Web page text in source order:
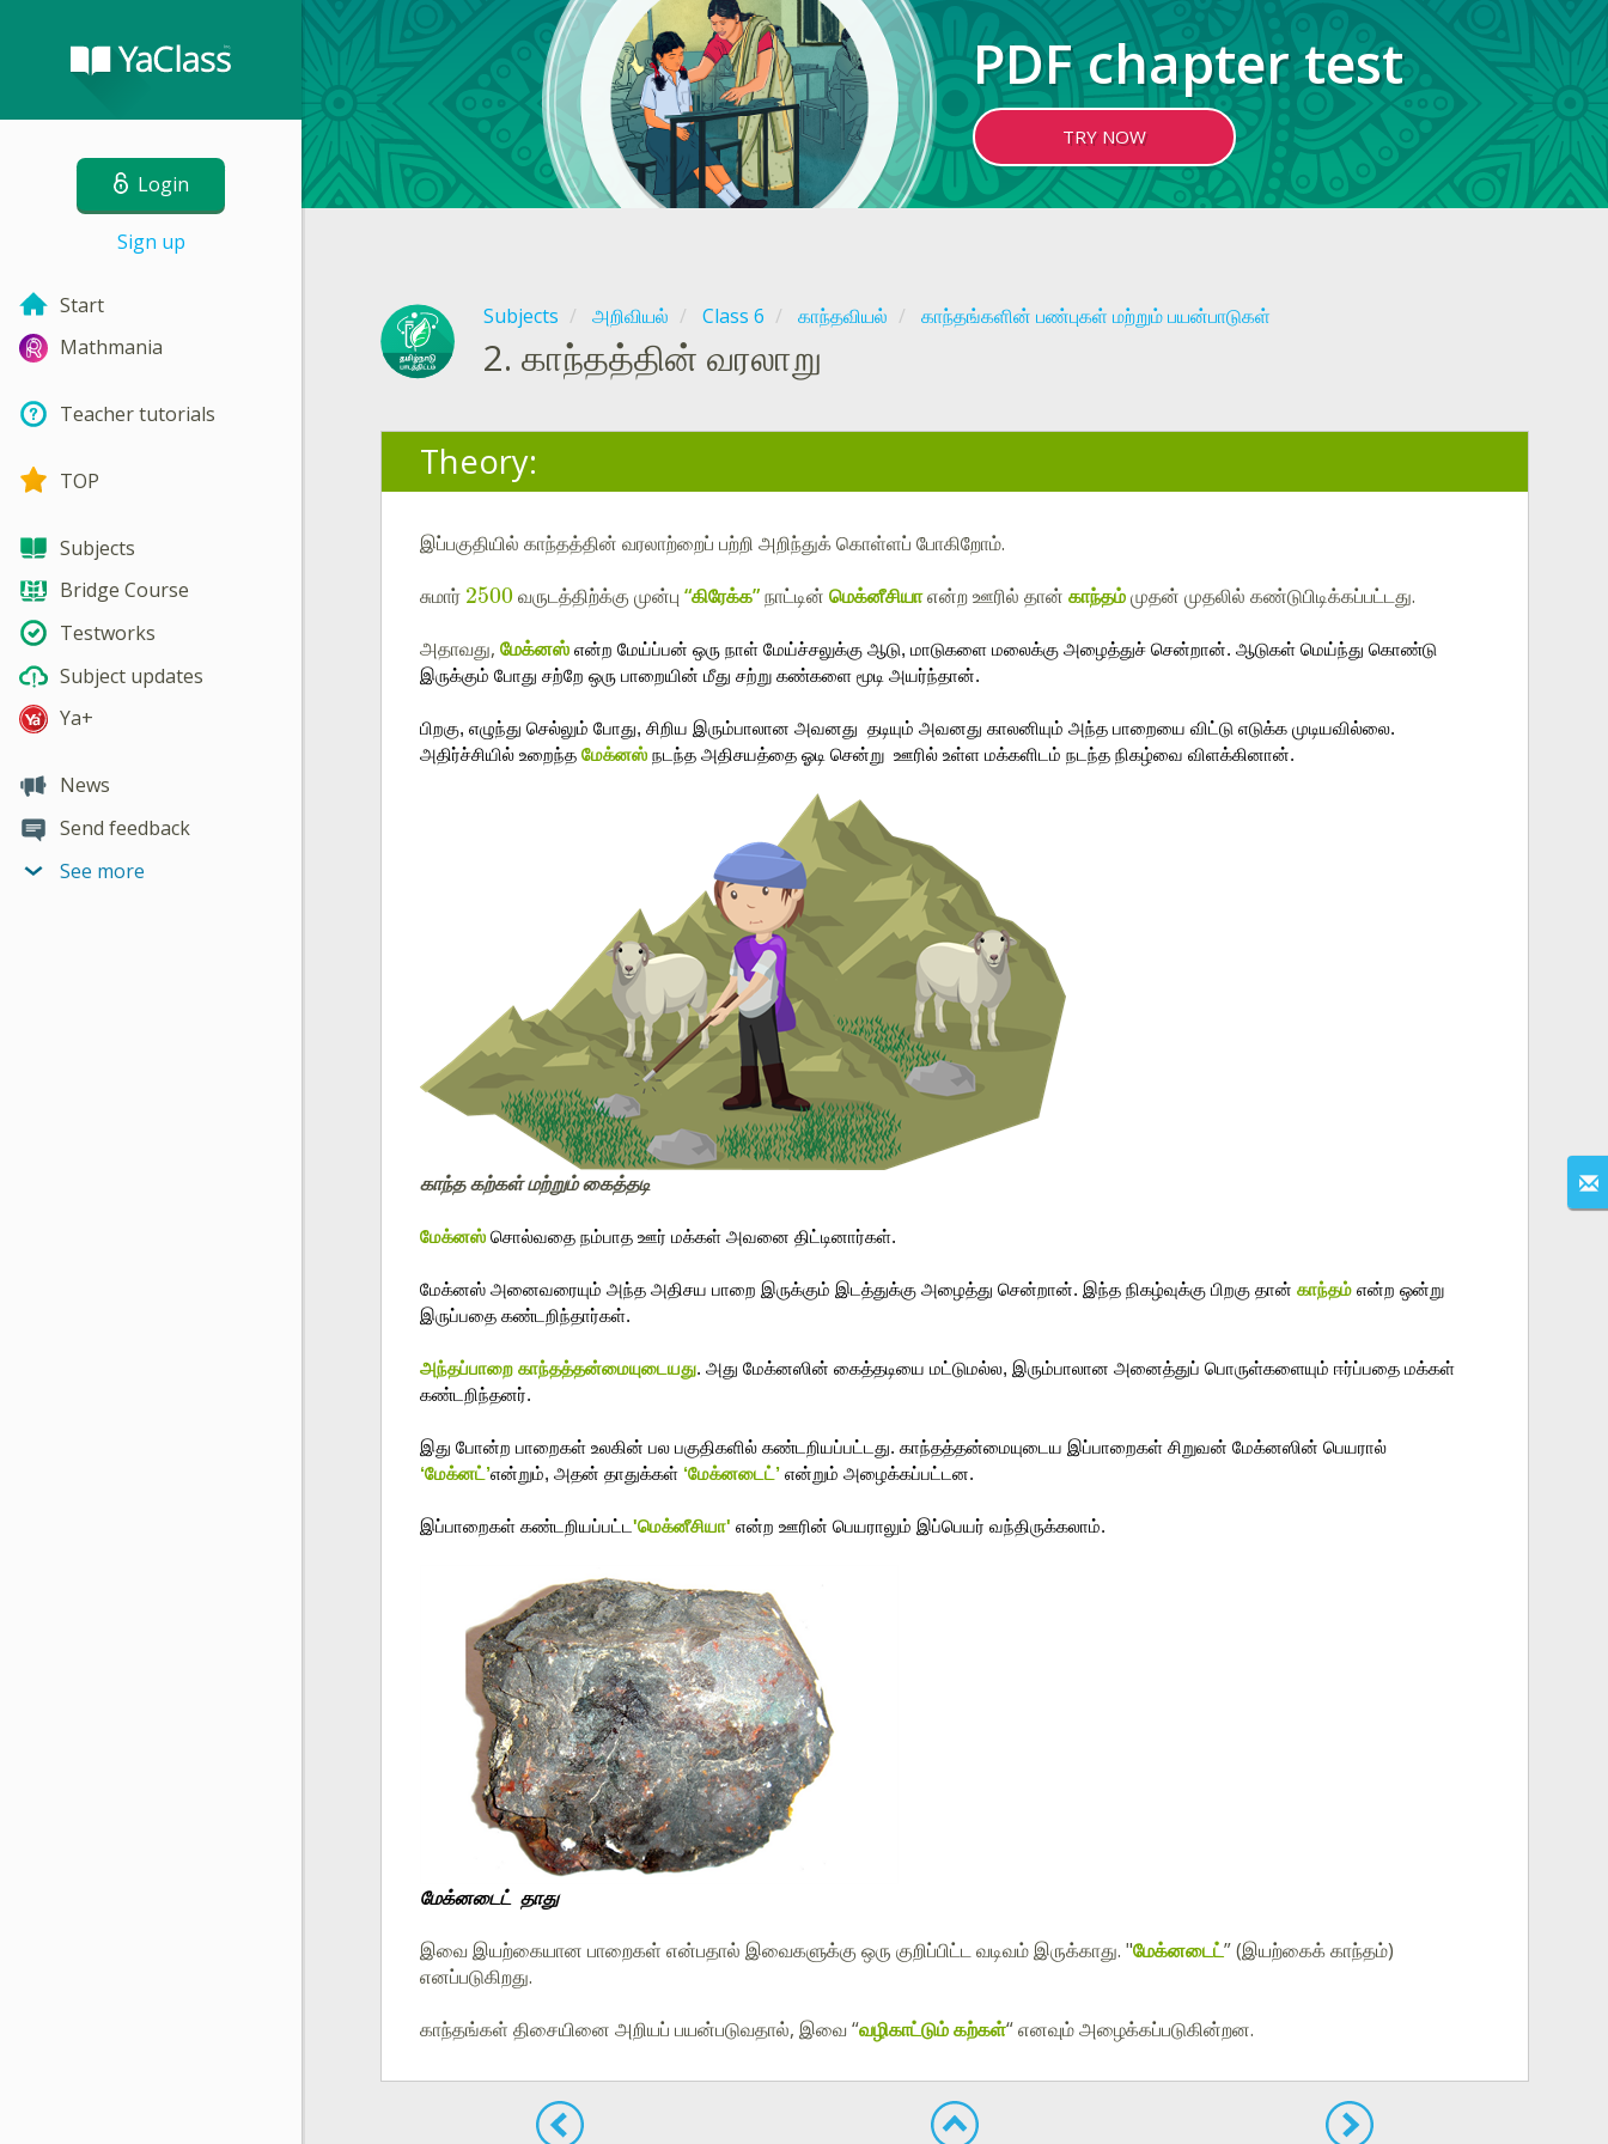
Login
Sign up
Start
Mathmania
Teacher tutorials
TOP
Subjects
Bridge Course
Testworks
Subject updates
Ya+
News
Send feedback
See more
PDF chapter test
TRY NOW
Subjects அறிவியல் Class 6 காந்தவியல் காந்தங்களின் பண்புகள் மற்றும் பயன்பாடுகள்
2. காந்தத்தின் வரலாறு
Theory:
இப்பகுதியில் காந்தத்தின் வரலாற்றைப் பற்றி அறிந்துக் கொள்ளப் போகிறோம்.
சுமார் 2500வருடத்திற்க்கு முன்பு“கிரேக்க”நாட்டின்மெக்னீசியாஎன்ற ஊரில் தான்காந்தம்முதன் முதலில் கண்டுபிடிக்கப்பட்டது.
அதாவது, மேக்னஸ் என்ற மேய்ப்பன் ஒரு நாள் மேய்ச்சலுக்கு ஆடு, மாடுகளை மலைக்கு அழைத்துச் சென்றான். ஆடுகள் மெய்ந்து கொண்டு
இருக்கும் போது சற்றே ஒரு பாறையின் மீது சற்று கண்களை மூடி அயர்ந்தான்.
பிறகு, எழுந்து செல்லும் போது, சிறிய இரும்பாலான அவனது  தடியும் அவனது காலனியும் அந்த பாறையை விட்டு எடுக்க முடியவில்லை.
அதிர்ச்சியில் உறைந்த மேக்னஸ் நடந்த அதிசயத்தை ஓடி சென்று  ஊரில் உள்ள மக்களிடம் நடந்த நிகழ்வை விளக்கினான்.
காந்த கற்கள் மற்றும் கைத்தடி
மேக்னஸ் சொல்வதை நம்பாத ஊர் மக்கள் அவனை திட்டினார்கள்.
மேக்னஸ் அனைவரையும் அந்த அதிசய பாறை இருக்கும் இடத்துக்கு அழைத்து சென்றான். இந்த நிகழ்வுக்கு பிறகு தான் காந்தம் என்ற ஒன்று
இருப்பதை கண்டறிந்தார்கள்.
அந்தப்பாறை காந்தத்தன்மையுடையது. அது மேக்னஸின் கைத்தடியை மட்டுமல்ல, இரும்பாலான அனைத்துப் பொருள்களையும் ஈர்ப்பதை மக்கள்
கண்டறிந்தனர்.
‘மேக்னட்’என்றும், அதன் தாதுக்கள் ‘மேக்னடைட்’ என்றும் அழைக்கப்பட்டன.
இப்பாறைகள் கண்டறியப்பட்ட 'மெக்னீசியா' என்ற ஊரின் பெயராலும் இப்பெயர் வந்திருக்கலாம்.
மேக்னடைட்  தாது
இவை இயற்கையான பாறைகள் என்பதால் இவைகளுக்கு ஒரு குறிப்பிட்ட வடிவம் இருக்காது. "மேக்னடைட்” (இயற்கைக் காந்தம்)
எனப்படுகிறது.
காந்தங்கள் திசையினை அறியப் பயன்படுவதால், இவை “வழிகாட்டும் கற்கள்“ எனவும் அழைக்கப்படுகின்றன.